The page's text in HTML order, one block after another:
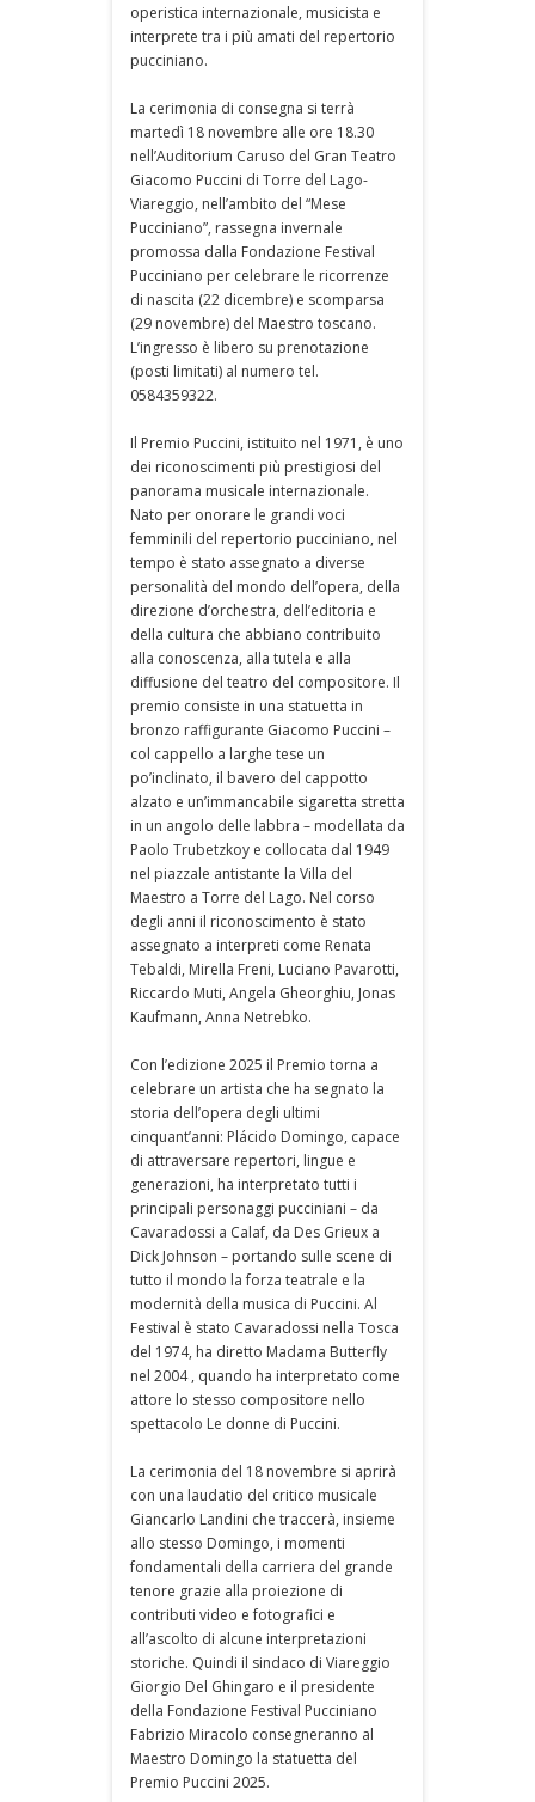
operistica internazionale, musicista e
interprete tra i più amati del repertorio
pucciniano.
La cerimonia di consegna si terrà
martedì 18 novembre alle ore 18.30
nell’Auditorium Caruso del Gran Teatro
Giacomo Puccini di Torre del Lago-
Viareggio, nell’ambito del “Mese
Pucciniano”, rassegna invernale
promossa dalla Fondazione Festival
Pucciniano per celebrare le ricorrenze
di nascita (22 dicembre) e scomparsa
(29 novembre) del Maestro toscano.
L’ingresso è libero su prenotazione
(posti limitati) al numero tel.
0584359322.
Il Premio Puccini, istituito nel 1971, è uno
dei riconoscimenti più prestigiosi del
panorama musicale internazionale.
Nato per onorare le grandi voci
femminili del repertorio pucciniano, nel
tempo è stato assegnato a diverse
personalità del mondo dell’opera, della
direzione d’orchestra, dell’editoria e
della cultura che abbiano contribuito
alla conoscenza, alla tutela e alla
diffusione del teatro del compositore. Il
premio consiste in una statuetta in
bronzo raffigurante Giacomo Puccini –
col cappello a larghe tese un
po’inclinato, il bavero del cappotto
alzato e un’immancabile sigaretta stretta
in un angolo delle labbra – modellata da
Paolo Trubetzkoy e collocata dal 1949
nel piazzale antistante la Villa del
Maestro a Torre del Lago. Nel corso
degli anni il riconoscimento è stato
assegnato a interpreti come Renata
Tebaldi, Mirella Freni, Luciano Pavarotti,
Riccardo Muti, Angela Gheorghiu, Jonas
Kaufmann, Anna Netrebko.
Con l’edizione 2025 il Premio torna a
celebrare un artista che ha segnato la
storia dell’opera degli ultimi
cinquant’anni: Plácido Domingo, capace
di attraversare repertori, lingue e
generazioni, ha interpretato tutti i
principali personaggi pucciniani – da
Cavaradossi a Calaf, da Des Grieux a
Dick Johnson – portando sulle scene di
tutto il mondo la forza teatrale e la
modernità della musica di Puccini. Al
Festival è stato Cavaradossi nella Tosca
del 1974, ha diretto Madama Butterfly
nel 2004 , quando ha interpretato come
attore lo stesso compositore nello
spettacolo Le donne di Puccini.
La cerimonia del 18 novembre si aprirà
con una laudatio del critico musicale
Giancarlo Landini che traccerà, insieme
allo stesso Domingo, i momenti
fondamentali della carriera del grande
tenore grazie alla proiezione di
contributi video e fotografici e
all’ascolto di alcune interpretazioni
storiche. Quindi il sindaco di Viareggio
Giorgio Del Ghingaro e il presidente
della Fondazione Festival Pucciniano
Fabrizio Miracolo consegneranno al
Maestro Domingo la statuetta del
Premio Puccini 2025.